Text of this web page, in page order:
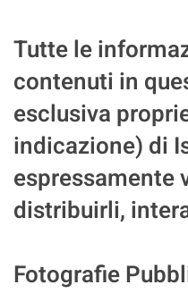
Tutte le
contenuti in
esclusiva
indicazione) di
espressamente
distribuirli,
Fotografie